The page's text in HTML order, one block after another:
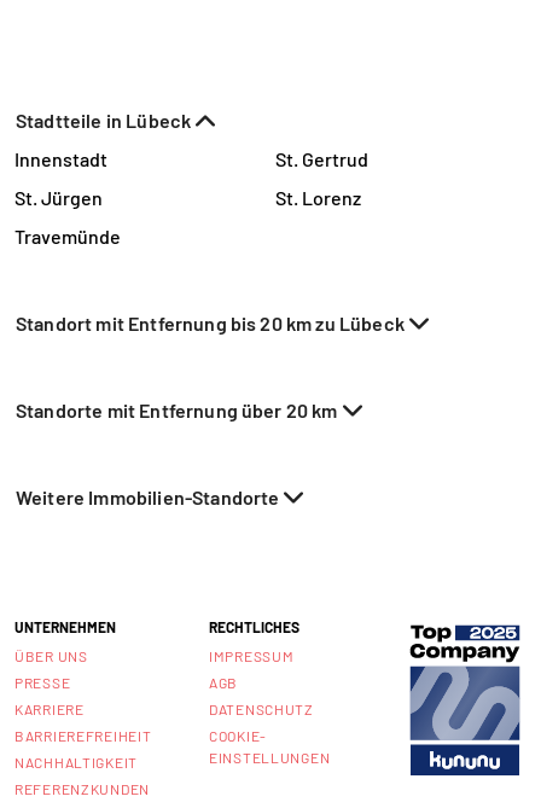
Stadtteile in Lübeck
Innenstadt
St. Gertrud
St. Jürgen
St. Lorenz
Travemünde
Standort mit Entfernung bis 20 km zu Lübeck
Standorte mit Entfernung über 20 km
Weitere Immobilien-Standorte
UNTERNEHMEN
ÜBER UNS
PRESSE
KARRIERE
BARRIEREFREIHEIT
NACHHALTIGKEIT
REFERENZKUNDEN
RECHTLICHES
IMPRESSUM
AGB
DATENSCHUTZ
COOKIE-
EINSTELLUNGEN